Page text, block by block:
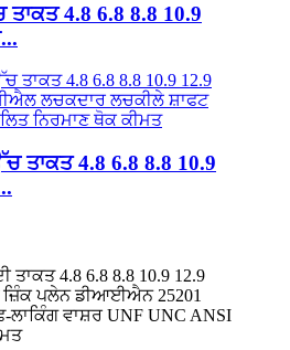
4.8 6.8 8.8 10.9
ਤਾਕਤ 4.8 6.8 8.8 10.9